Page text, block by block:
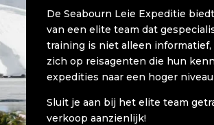
De Seabourn Leie Expeditie
van een elite team dat
training is niet alleen
zich op reisagenten die hun
expedities naar een hoger
Sluit je aan bij het elite team
verkoop aanzienlijk!